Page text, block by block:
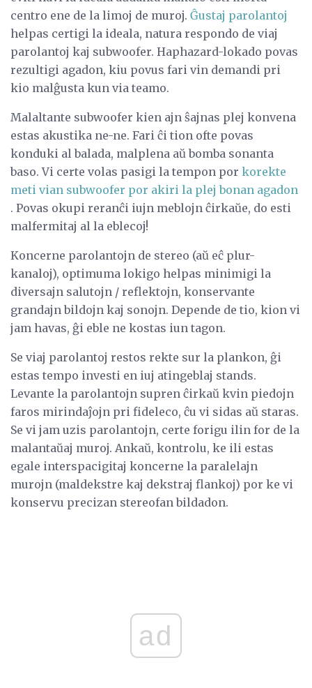
centro ene de la limoj de muroj. Ĝustaj parolantoj
helpas certigi la ideala, natura respondo de viaj
parolantoj kaj subwoofer. Haphazard-lokado povas
rezultigi agadon, kiu povus fari vin demandi pri
kio malĝusta kun via teamo.
Malaltante subwoofer kien ajn ŝajnas plej konvena
estas akustika ne-ne. Fari ĉi tion ofte povas
konduki al balada, malplena aŭ bomba sonanta
baso. Vi certe volas pasigi la tempon por korekte
meti vian subwoofer por akiri la plej bonan agadon
. Povas okupi reranĉi iujn meblojn ĉirkaŭe, do esti
malfermitaj al la eblecoj!
Koncerne parolantojn de stereo (aŭ eĉ plur-
kanaloj), optimuma lokigo helpas minimigi la
diversajn salutojn / reflektojn, konservante
grandajn bildojn kaj sonojn. Depende de tio, kion vi
jam havas, ĝi eble ne kostas iun tagon.
Se viaj parolantoj restos rekte sur la plankon, ĝi
estas tempo investi en iuj atingeblaj stands.
Levante la parolantojn supren ĉirkaŭ kvin piedojn
faros mirindaĵojn pri fideleco, ĉu vi sidas aŭ staras.
Se vi jam uzis parolantojn, certe forigu ilin for de la
malantaŭaj muroj. Ankaŭ, kontrolu, ke ili estas
egale interspacigitaj koncerne la paralelajn
murojn (maldekstre kaj dekstraj flankoj) por ke vi
konservu precizan stereofan bildadon.
ad